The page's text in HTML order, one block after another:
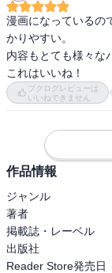
漫画になっているの
かりやすい。
内容もとても様々な
これはいいね！
ブクログレビューは
いいねできません
作品情報
ジャンル
著者
掲載誌・レーベル
出版社
Reader Store発売日